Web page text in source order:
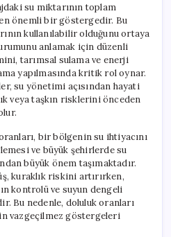
su miktarının toplam
önemli bir göstergedir. Bu
kullanılabilir olduğunu ortaya
anlamak için düzenli
tarımsal sulama ve enerji
yapılmasında kritik rol oynar.
su yönetimi açısından hayati
veya taşkın risklerini önceden
bir bölgenin su ihtiyacını
ve büyük şehirlerde su
büyük önem taşımaktadır.
kuraklık riskini artırırken,
kontrolü ve suyun dengeli
Bu nedenle, doluluk oranları
vazgeçilmez göstergeleri